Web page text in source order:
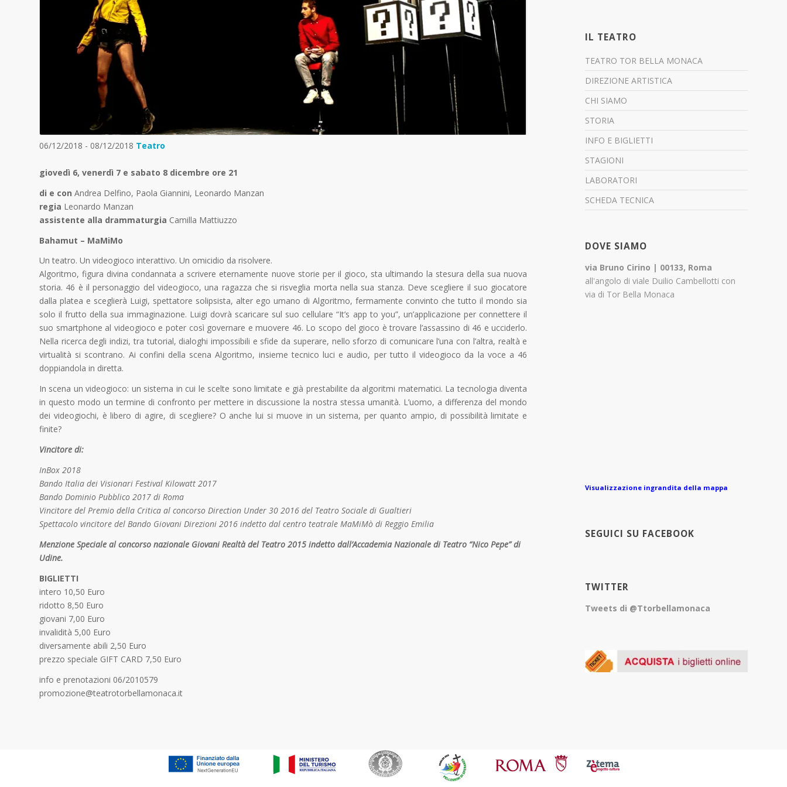
06/12/2018 - 08/12/2018 Teatro
giovedì 6, venerdì 7 e sabato 8 dicembre ore 21
di e con Andrea Delfino, Paola Giannini, Leonardo Manzan
regia Leonardo Manzan
assistente alla drammaturgia Camilla Mattiuzzo
Bahamut – MaMiMo
Un teatro. Un videogioco interattivo. Un omicidio da risolvere.
Algoritmo, figura divina condannata a scrivere eternamente nuove storie per il gioco, sta ultimando la stesura della sua nuova
storia. 46 è il personaggio del videogioco, una ragazza che si risveglia morta nella sua stanza. Deve scegliere il suo giocatore
dalla platea e sceglierà Luigi, spettatore solipsista, alter ego umano di Algoritmo, fermamente convinto che tutto il mondo sia
solo il frutto della sua immaginazione. Luigi dovrà scaricare sul suo cellulare “It’s app to you”, un’applicazione per connettere il
suo smartphone al videogioco e poter così governare e muovere 46. Lo scopo del gioco è trovare l’assassino di 46 e ucciderlo.
Nella ricerca degli indizi, tra tutorial, dialoghi impossibili e sfide da superare, nello sforzo di comunicare l’una con l’altra, realtà e
virtualità si scontrano. Ai confini della scena Algoritmo, insieme tecnico luci e audio, per tutto il videogioco da la voce a 46
doppiandola in diretta.
In scena un videogioco: un sistema in cui le scelte sono limitate e già prestabilite da algoritmi matematici. La tecnologia diventa
in questo modo un termine di confronto per mettere in discussione la nostra stessa umanità. L’uomo, a differenza del mondo
dei videogiochi, è libero di agire, di scegliere? O anche lui si muove in un sistema, per quanto ampio, di possibilità limitate e
finite?
Vincitore di:
InBox 2018
Bando Italia dei Visionari Festival Kilowatt 2017
Bando Dominio Pubblico 2017 di Roma
Vincitore del Premio della Critica al concorso Direction Under 30 2016 del Teatro Sociale di Gualtieri
Spettacolo vincitore del Bando Giovani Direzioni 2016 indetto dal centro teatrale MaMiMò di Reggio Emilia
Menzione Speciale al concorso nazionale Giovani Realtà del Teatro 2015 indetto dall’Accademia Nazionale di Teatro “Nico Pepe” di
Udine.
BIGLIETTI
intero 10,50 Euro
ridotto 8,50 Euro
giovani 7,00 Euro
invalidità 5,00 Euro
diversamente abili 2,50 Euro
prezzo speciale GIFT CARD 7,50 Euro
info e prenotazioni 06/2010579
promozione@teatrotorbellamonaca.it
IL TEATRO
TEATRO TOR BELLA MONACA
DIREZIONE ARTISTICA
CHI SIAMO
STORIA
INFO E BIGLIETTI
STAGIONI
LABORATORI
SCHEDA TECNICA
DOVE SIAMO
via Bruno Cirino | 00133, Roma
all'angolo di viale Duilio Cambellotti con
via di Tor Bella Monaca
Visualizzazione ingrandita della mappa
SEGUICI SU FACEBOOK
TWITTER
Tweets di @Ttorbellamonaca